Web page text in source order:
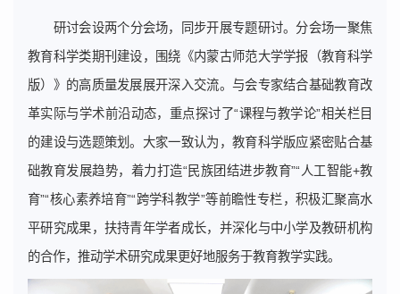
研讨会设两个分会场，同步开展专题研讨。分会场一聚焦
教育科学类期刊建设，围绕《内蒙古师范大学学报（教育科学
版）》的高质量发展展开深入交流。与会专家结合基础教育改
革实际与学术前沿动态，重点探讨了“课程与教学论”相关栏目
的建设与选题策划。大家一致认为，教育科学版应紧密贴合基
础教育发展趋势，着力打造“民族团结进步教育”“人工智能+教
育”“核心素养培育”“跨学科教学”等前瞻性专栏，积极汇聚高水
平研究成果，扶持青年学者成长，并深化与中小学及教研机构
的合作，推动学术研究成果更好地服务于教育教学实践。